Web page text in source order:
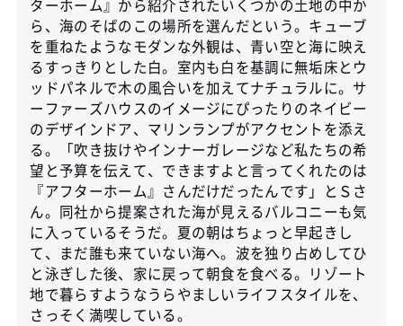
ターホーム』から紹介されたいくつかの土地の中か
ら、海のそばのこの場所を選んだという。キューブ
を重ねたようなモダンな外観は、青い空と海に映え
るすっきりとした白。室内も白を基調に無垢床とウ
ッドパネルで木の風合いを加えてナチュラルに。サ
ーファーズハウスのイメージにぴったりのネイビー
のデザインドア、マリンランプがアクセントを添え
る。「吹き抜けやインナーガレージなど私たちの希
望と予算を伝えて、できますよと言ってくれたのは
『アフターホーム』さんだけだったんです」とＳさ
ん。同社から提案された海が見えるバルコニーも気
に入っているそうだ。夏の朝はちょっと早起きし
て、まだ誰も来ていない海へ。波を独り占めしてひ
と泳ぎした後、家に戻って朝食を食べる。リゾート
地で暮らすようなうらやましいライフスタイルを、
さっそく満喫している。